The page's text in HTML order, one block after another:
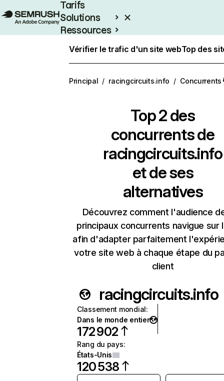
Tarifs
Solutions
Ressources
Vérifier le trafic d'un site webTop des
Principal / racingcircuits.info / Concurrents
Top 2 des
concurrents de
racingcircuits.info
et de ses
alternatives
Découvrez comment l'audience
principaux concurrents navigue sur
afin d'adapter parfaitement
votre site web à chaque étape du
client
racingcircuits.info
Classement mondial:
Dans le monde entier
172 902
Rang du pays:
États-Unis
120 538